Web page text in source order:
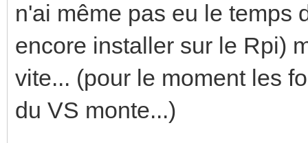
n'ai même pas eu le temps
encore installer sur le Rpi)
vite... (pour le moment les
du VS monte...)